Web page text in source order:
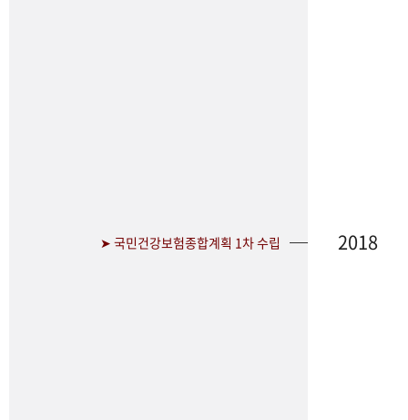
➤ 국민건강보험종합계획 1차 수립 2018